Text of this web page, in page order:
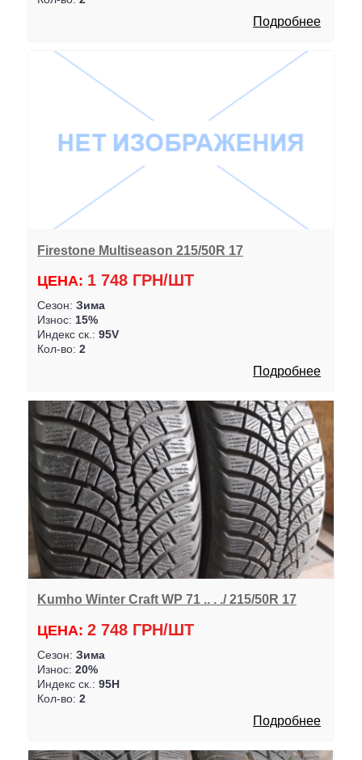
Подробнее
Firestone Multiseason 215/50R 17
ЦЕНА: 1 748 ГРН/ШТ
Сезон: Зима
Износ: 15%
Индекс ск.: 95V
Кол-во: 2
Подробнее
Kumho Winter Craft WP 71 .. . ./ 215/50R 17
ЦЕНА: 2 748 ГРН/ШТ
Сезон: Зима
Износ: 20%
Индекс ск.: 95H
Кол-во: 2
Подробнее